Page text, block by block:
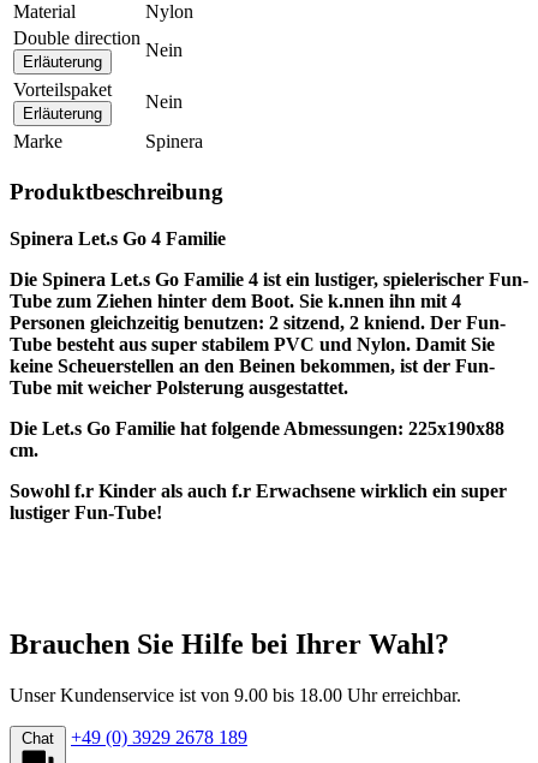
Material
Nylon
Double direction
Erläuterung
Nein
Vorteilspaket
Erläuterung
Nein
Marke
Spinera
Produktbeschreibung
Spinera Let.s Go 4 Familie
Die Spinera Let.s Go Familie 4 ist ein lustiger, spielerischer Fun-
Tube zum Ziehen hinter dem Boot. Sie k.nnen ihn mit 4
Personen gleichzeitig benutzen: 2 sitzend, 2 kniend. Der Fun-
Tube besteht aus super stabilem PVC und Nylon. Damit Sie
keine Scheuerstellen an den Beinen bekommen, ist der Fun-
Tube mit weicher Polsterung ausgestattet.
Die Let.s Go Familie hat folgende Abmessungen: 225x190x88
cm.
Sowohl f.r Kinder als auch f.r Erwachsene wirklich ein super
lustiger Fun-Tube!
Brauchen Sie Hilfe bei Ihrer Wahl?
Unser Kundenservice ist von 9.00 bis 18.00 Uhr erreichbar.
Chat +49 (0) 3929 2678 189